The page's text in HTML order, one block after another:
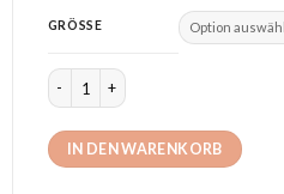
GRÖSSE
Boho Chic Tunika Frau Menge
IN DEN WARENKORB